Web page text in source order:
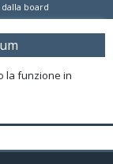
dalla board
la funzione in